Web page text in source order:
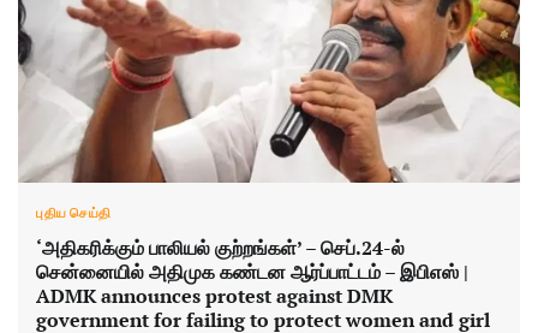
புதிய செய்தி
‘அதிகரிக்கும் பாலியல் குற்றங்கள்’ – செப்.24-ல்
சென்னையில் அதிமுக கண்டன ஆர்ப்பாட்டம் – இபிஎஸ் |
ADMK announces protest against DMK
government for failing to protect women and girl